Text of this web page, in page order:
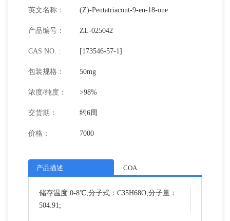
英文名称： (Z)-Pentatriacont-9-en-18-one
产品编号： ZL-025042
CAS NO. : [173546-57-1]
包装规格： 50mg
浓度/纯度： >98%
交货期： 约6周
价格： 7000
产品描述 COA
储存温度:0-8℃;分子式：C35H68O;分子量：
504.91;